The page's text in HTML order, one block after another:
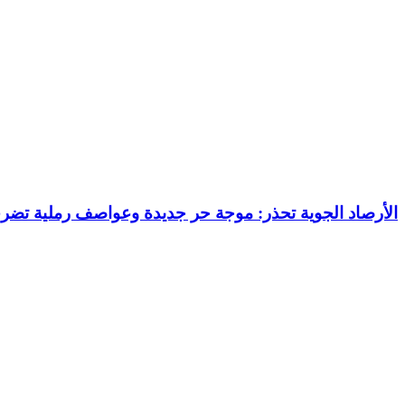
الأرصاد الجوية تحذر: موجة حر جديدة وعواصف رملية